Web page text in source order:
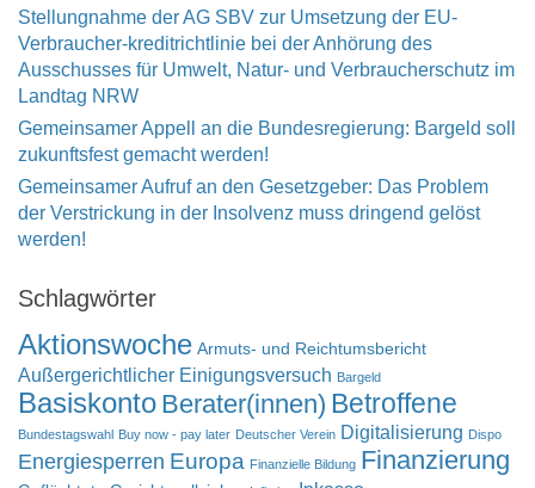
Stellungnahme der AG SBV zur Umsetzung der EU-
Verbraucher-kreditrichtlinie bei der Anhörung des
Ausschusses für Umwelt, Natur- und Verbraucherschutz im
Landtag NRW
Gemeinsamer Appell an die Bundesregierung: Bargeld soll
zukunftsfest gemacht werden!
Gemeinsamer Aufruf an den Gesetzgeber: Das Problem
der Verstrickung in der Insolvenz muss dringend gelöst
werden!
Schlagwörter
Aktionswoche Armuts- und Reichtumsbericht
Außergerichtlicher Einigungsversuch Bargeld
Basiskonto Berater(innen) Betroffene
Bundestagswahl Buy now - pay later Deutscher Verein Digitalisierung Dispo
Energiesperren Europa Finanzielle Bildung Finanzierung